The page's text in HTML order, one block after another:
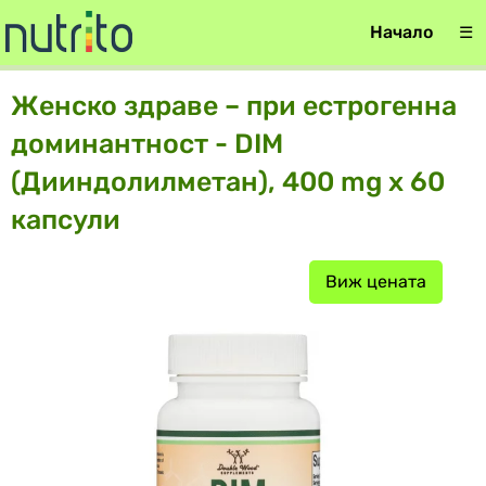
Начало ☰
Женско здраве – при естрогенна
доминантност - DIM
(Дииндолилметан), 400 mg х 60
капсули
Виж цената